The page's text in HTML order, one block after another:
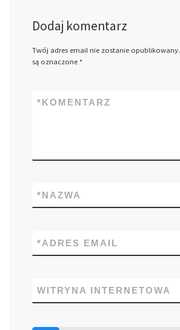
Dodaj komentarz
Twój adres email nie zostanie opublikowany.
są oznaczone *
KOMENTARZ
*
NAZWA
*
ADRES EMAIL
*
WITRYNA INTERNETOWA